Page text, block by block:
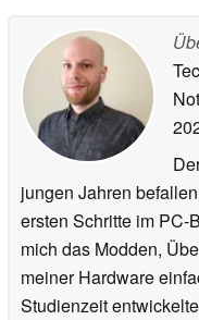
jungen Jahren
ersten Schritte im PC-
mich das Modden,
meiner Hardware
Studienzeit